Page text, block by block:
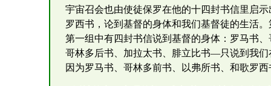
宇宙召会也由使徒保罗在他的十四封书信里启
罗西书，论到基督的身体和我们基督徒的生活
第一组中有四封书信说到基督的身体：罗马书
哥林多后书、加拉太书、腓立比书—只说到我
因为罗马书、哥林多前书、以弗所书、和歌罗